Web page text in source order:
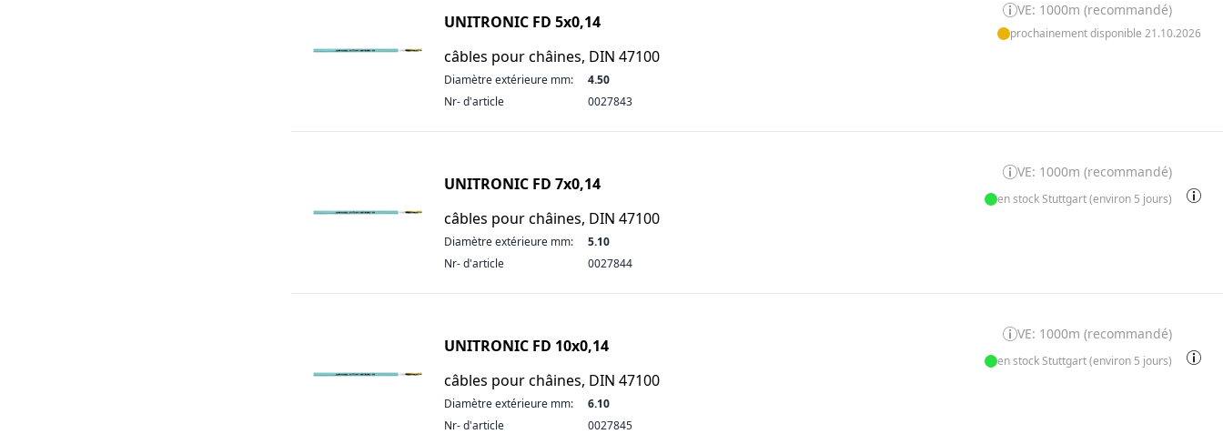
UNITRONIC FD 5x0,14
câbles pour châines, DIN 47100
Diamètre extérieure mm:
4.50
Nr- d'article
0027843
VE: 1000m (recommandé)
prochainement disponible 21.10.2026
UNITRONIC FD 7x0,14
câbles pour châines, DIN 47100
Diamètre extérieure mm:
5.10
Nr- d'article
0027844
VE: 1000m (recommandé)
en stock Stuttgart (environ 5 jours)
UNITRONIC FD 10x0,14
câbles pour châines, DIN 47100
Diamètre extérieure mm:
6.10
Nr- d'article
0027845
VE: 1000m (recommandé)
en stock Stuttgart (environ 5 jours)